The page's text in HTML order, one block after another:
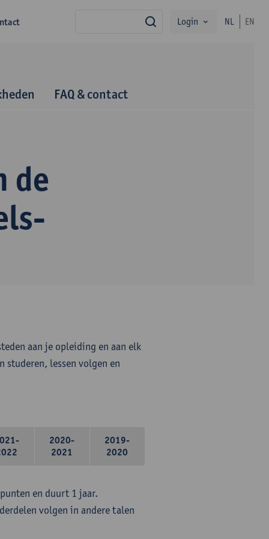
zoekLogin NL EN
FAQ & contact
de
aan je opleiding en aan elk
studeren, lessen volgen en
2020-
2021
2019-
2020
en duurt 1 jaar.
volgen in andere talen